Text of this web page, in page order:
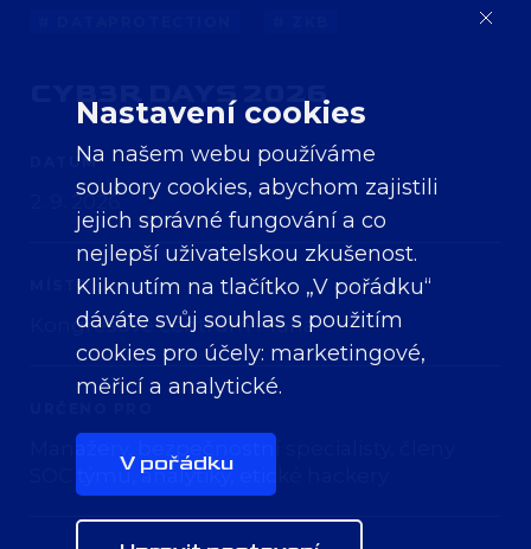
Nastavení cookies
Na našem webu používáme
soubory cookies, abychom zajistili
jejich správné fungování a co
nejlepší uživatelskou zkušenost.
Kliknutím na tlačítko „V pořádku“
dáváte svůj souhlas s použitím
cookies pro účely: marketingové,
měřicí a analytické.
V pořádku
CYB3R DAYS 2026
DATUM
2. 9. 2026
MÍSTO
Kongresové centrum Praha
SOC týmu, analytiky, etické hackery